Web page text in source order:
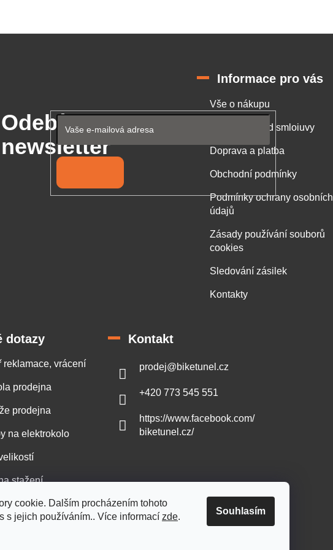
cookie. Dalším procházením tohoto
s jejich používáním.. Více informací zde.
Souhlasím
Odebírat
newsletter
Informace pro vás
Vše o nákupu
Odstoupení od smloiuvy
Doprava a platba
Obchodní podmínky
Podmínky ochrany osobních
údajů
Zásady používání souborů
cookies
Sledování zásilek
Kontakty
dotazy
reklamace, vrácení
prodejna
prodejna
na elektrokolo
stažení
Kontakt
prodej@biketunel.cz
+420 773 545 551
https://www.facebook.com/
biketunel.cz/